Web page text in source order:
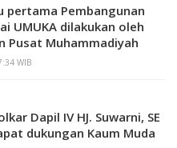
pertama Pembangunan
UMUKA dilakukan oleh
Pusat Muhammadiyah
WIB
Dapil IV HJ. Suwarni, SE
dukungan Kaum Muda